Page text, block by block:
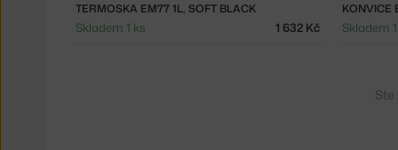
TERMOSKA EM77 1L, SOFT BLACK
Skladem 1 ks 1 632 Kč
KONVICE
Skladem
Ste